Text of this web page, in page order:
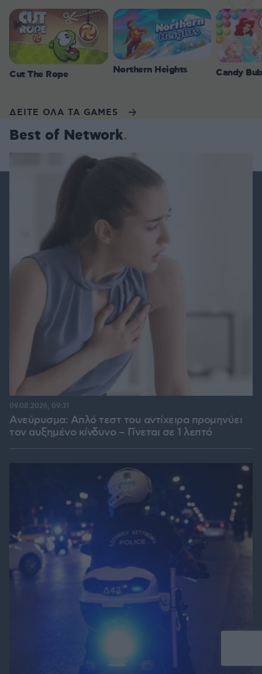
Cut The Rope Northern Heights Candy
ΔΕΙΤΕ ΟΛΑ ΤΑ GAMES
Best of Network
Ανεύρυσμα: Απλό τεστ του αντίχειρα προμηνύει
τον αυξημένο κίνδυνο – Γίνεται σε 1 λεπτό
09.08.2026, 09:31